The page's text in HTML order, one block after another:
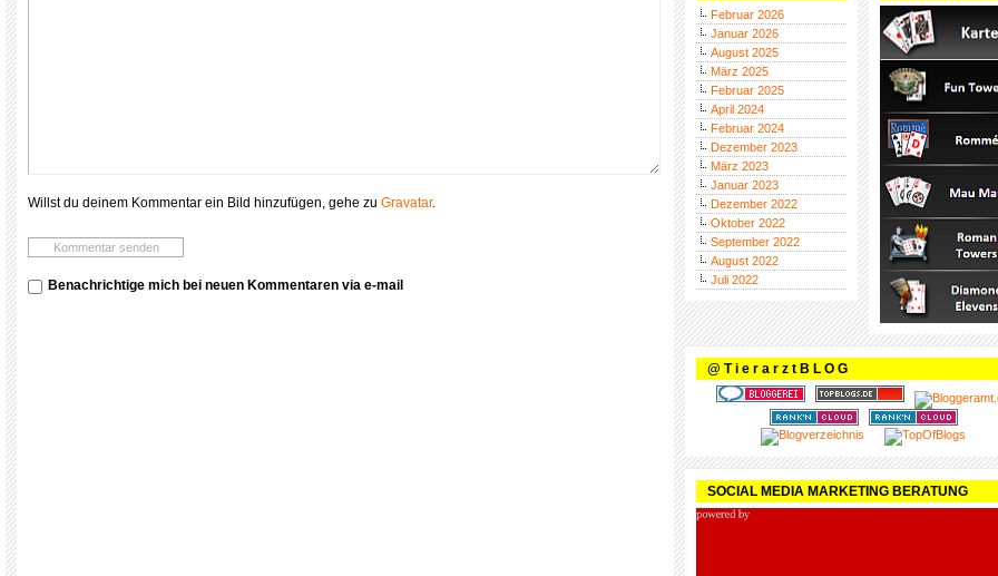
Willst du deinem Kommentar ein Bild hinzufügen, gehe zu Gravatar.
Benachrichtige mich bei neuen Kommentaren via e-mail
Februar 2026
Januar 2026
August 2025
März 2025
Februar 2025
April 2024
Februar 2024
Dezember 2023
März 2023
Januar 2023
Dezember 2022
Oktober 2022
September 2022
August 2022
Juli 2022
@ T i e r a r z t B L O G
SOCIAL MEDIA MARKETING BERATUNG